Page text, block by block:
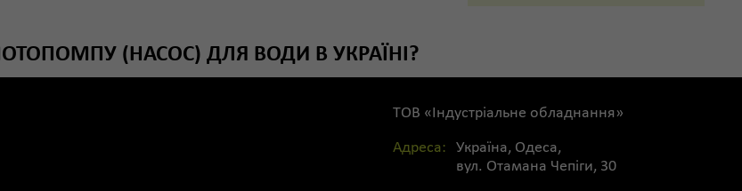
(НАСОС) ДЛЯ ВОДИ В УКРАЇНІ?
ТОВ «Індустріальне обладнання»
Адреса: Україна, Одеса,
вул. Отамана Чепіги, 30